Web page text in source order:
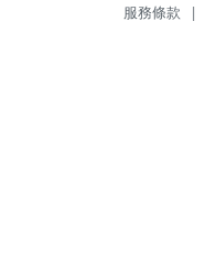
服務條款 |